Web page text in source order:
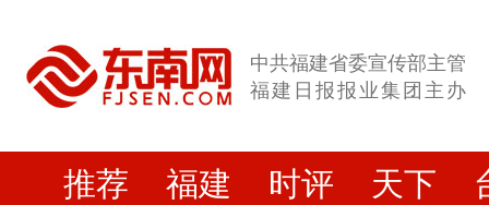
中共福建省委宣传部主管
福建日报报业集团主办
推荐 福建 时评 天下